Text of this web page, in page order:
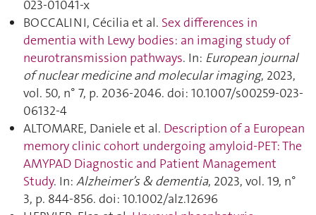
023-01041-x
BOCCALINI, Cécilia et al. Sex differences in
dementia with Lewy bodies: an imaging study of
neurotransmission pathways. In: European journal
of nuclear medicine and molecular imaging, 2023,
vol. 50, n° 7, p. 2036‑2046. doi: 10.1007/s00259-023-
06132-4
ALTOMARE, Daniele et al. Description of a European
memory clinic cohort undergoing amyloid-PET: The
AMYPAD Diagnostic and Patient Management
Study. In: Alzheimer’s & dementia, 2023, vol. 19, n°
3, p. 844‑856. doi: 10.1002/alz.12696